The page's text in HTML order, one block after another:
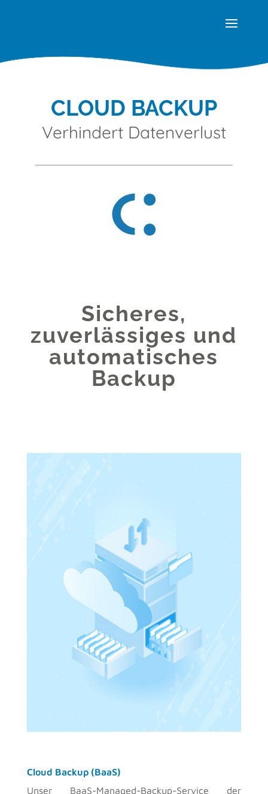
CLOUD BACKUP
Verhindert Datenverlust
Sicheres,
zuverlässiges und
automatisches
Backup
Cloud Backup (BaaS)
Unser BaaS-Managed-Backup-Service der